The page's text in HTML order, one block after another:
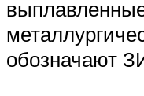
обозначают